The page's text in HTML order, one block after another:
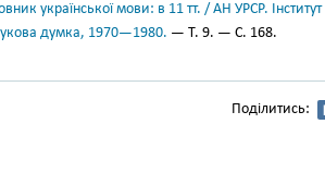
української мови: в 11 тт. / АН УРСР.
думка, 1970—1980. — Т. 9. — С. 168.
Поділитись: